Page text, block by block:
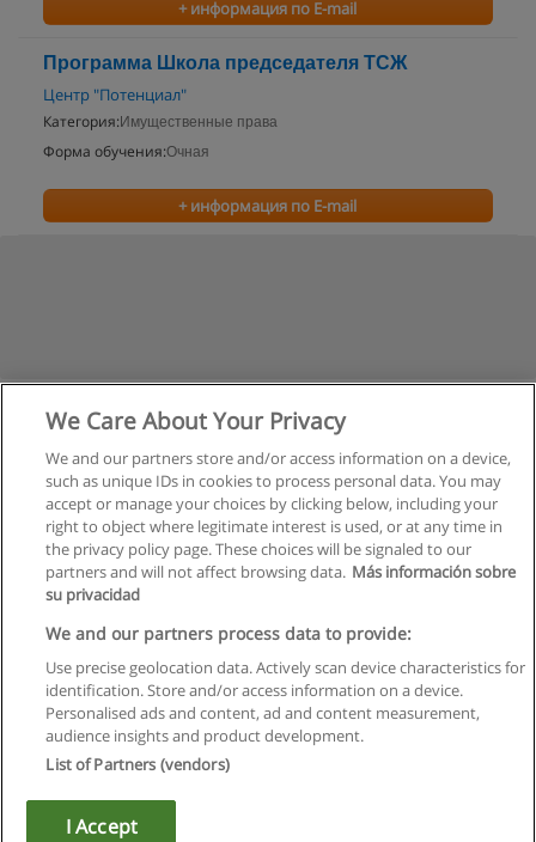
+ информация по E-mail
Программа Школа председателя ТСЖ
Центр "Потенциал"
Категория: Имущественные права
Форма обучения:Очная
+ информация по E-mail
Правила пользования
Конфиденциальность информации
Напишите Educaedu
Copyright © Educaedu Business S.L. - CIF : B-95610580: -
We Care About Your Privacy
We and our partners store and/or access information on a device,
such as unique IDs in cookies to process personal data. You may
accept or manage your choices by clicking below, including your
right to object where legitimate interest is used, or at any time in
the privacy policy page. These choices will be signaled to our
partners and will not affect browsing data. Más información sobre
su privacidad
We and our partners process data to provide:
Use precise geolocation data. Actively scan device characteristics for
identification. Store and/or access information on a device.
Personalised ads and content, ad and content measurement,
audience insights and product development.
List of Partners (vendors)
I Accept